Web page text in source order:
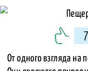
7
От одного взгляда на